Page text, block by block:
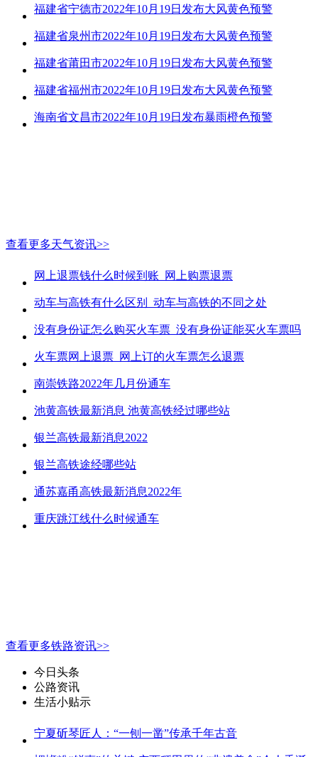
福建省宁德市2022年10月19日发布大风黄色预警
福建省泉州市2022年10月19日发布大风黄色预警
福建省莆田市2022年10月19日发布大风黄色预警
福建省福州市2022年10月19日发布大风黄色预警
海南省文昌市2022年10月19日发布暴雨橙色预警
查看更多天气资讯>>
网上退票钱什么时候到账_网上购票退票
动车与高铁有什么区别_动车与高铁的不同之处
没有身份证怎么购买火车票_没有身份证能买火车票吗
火车票网上退票_网上订的火车票怎么退票
南崇铁路2022年几月份通车
池黄高铁最新消息 池黄高铁经过哪些站
银兰高铁最新消息2022
银兰高铁途经哪些站
通苏嘉甬高铁最新消息2022年
重庆跳江线什么时候通车
查看更多铁路资讯>>
今日头条
公路资讯
生活小贴示
宁夏斫琴匠人：“一刨一凿”传承千年古音